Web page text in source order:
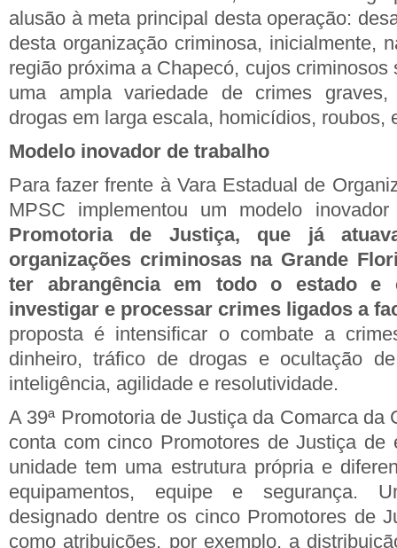
alusão à meta principal desta operação:
desta organização criminosa, inicialmente,
região próxima a Chapecó, cujos criminosos
uma ampla variedade de crimes
drogas em larga escala, homicídios, roubos,
Modelo inovador de trabalho
Para fazer frente à Vara Estadual de
MPSC implementou um modelo
Promotoria de Justiça, que já
organizações criminosas na Grande
ter abrangência em todo o estado e
investigar e processar crimes ligados a
proposta é intensificar o combate a
dinheiro, tráfico de drogas e ocultação
inteligência, agilidade e resolutividade.
A 39ª Promotoria de Justiça da Comarca da
conta com cinco Promotores de Justiça de
unidade tem uma estrutura própria e
equipamentos, equipe e segurança.
designado dentre os cinco Promotores de
como atribuições, por exemplo, a